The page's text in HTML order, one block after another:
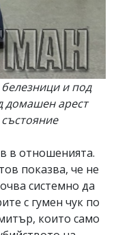
и под
домашен арест
в отношенията.
показва, че не
системно да
с гумен чук по
които само